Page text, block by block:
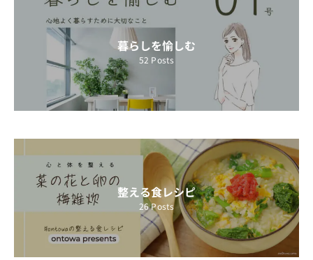
暮らしを愉しむ
52 Posts
整える食レシピ
26Posts